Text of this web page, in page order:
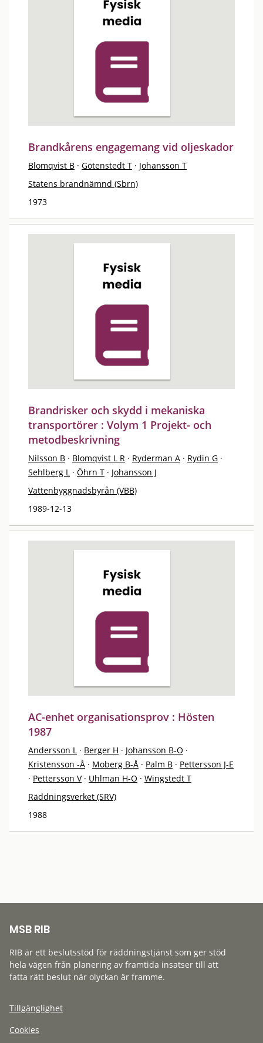
Brandkårens engagemang vid oljeskador
Blomqvist B · Götenstedt T · Johansson T
Statens brandnämnd (Sbrn)
1973
Brandrisker och skydd i mekaniska
transportörer : Volym 1 Projekt- och
metodbeskrivning
Nilsson B · Blomqvist L R · Ryderman A · Rydin G ·
Sehlberg L · Öhrn T · Johansson J
Vattenbyggnadsbyrån (VBB)
1989-12-13
AC-enhet organisationsprov : Hösten
1987
Andersson L · Berger H · Johansson B-O ·
Kristensson -Å · Moberg B-Å · Palm B · Pettersson J-E
· Pettersson V · Uhlman H-O · Wingstedt T
Räddningsverket (SRV)
1988
MSB RIB
RIB är ett beslutsstöd för räddningstjänst som ger stöd
hela vägen från planering av framtida insatser till att
fatta rätt beslut när olyckan är framme.
Tillgänglighet
Cookies